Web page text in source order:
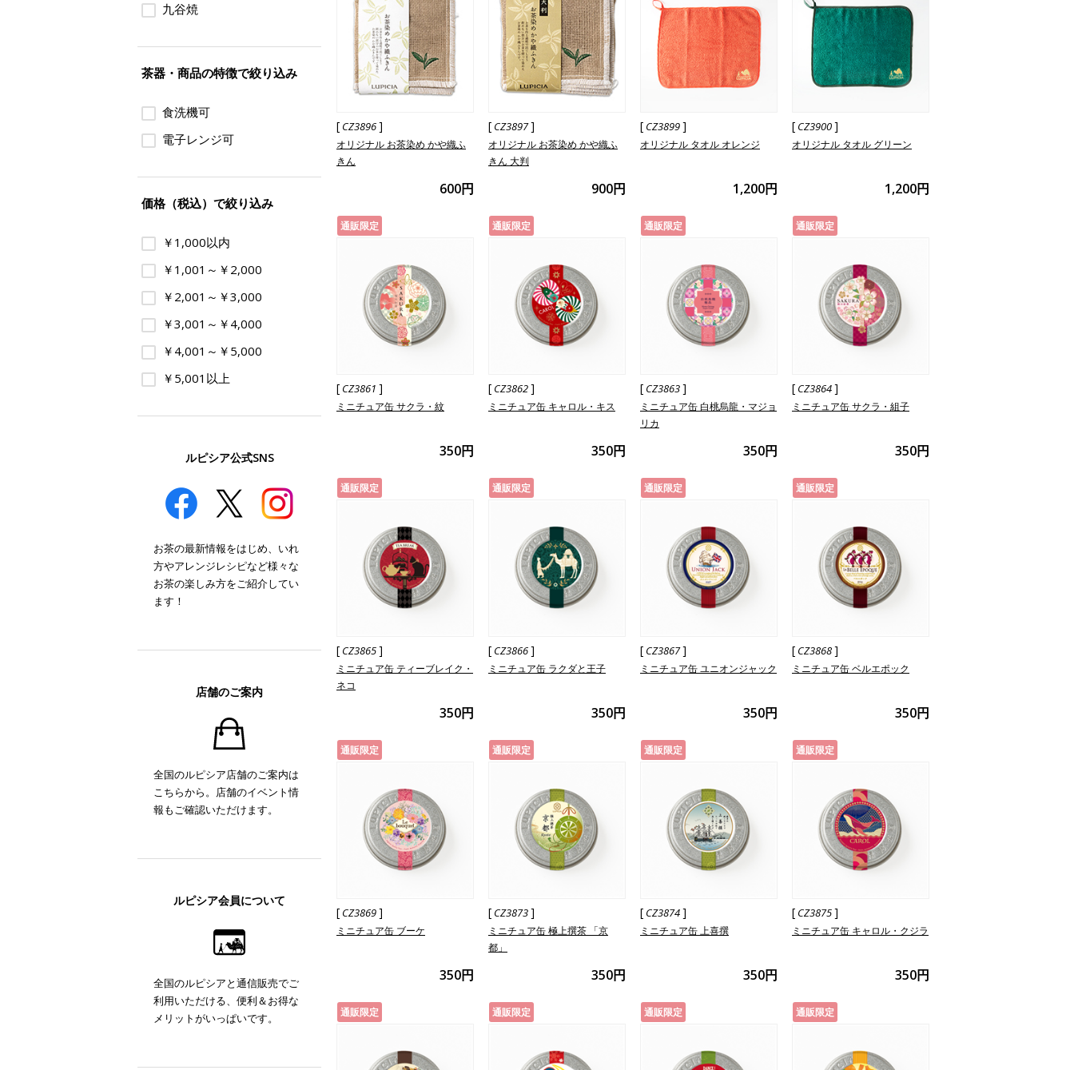
[ CZ3896]
オリジナル お茶染め かや織ふ
きん
600円
[ CZ3897]
オリジナル お茶染め かや織ふ
きん 大判
900円
[ CZ3899]
オリジナル タオル オレンジ
1,200円
[ CZ3900]
オリジナル タオル グリーン
1,200円
通販限定
[ CZ3861 ]
ミニチュア缶 サクラ・紋
350円
通販限定
[ CZ3862]
ミニチュア缶 キャロル・キス
350円
通販限定
[ CZ3863]
ミニチュア缶 白桃烏龍・マジョ
リカ
350円
通販限定
[ CZ3864]
ミニチュア缶 サクラ・組子
350円
通販限定
[ CZ3865]
ミニチュア缶 ティーブレイク・
ネコ
350円
通販限定
[ CZ3866]
ミニチュア缶 ラクダと王子
350円
通販限定
[ CZ3867]
ミニチュア缶 ユニオンジャック
350円
通販限定
[ CZ3868]
ミニチュア缶 ベルエポック
350円
通販限定
[ CZ3869]
ミニチュア缶 ブーケ
350円
通販限定
[ CZ3873]
ミニチュア缶 極上撰茶 「京
都」
350円
通販限定
[ CZ3874]
ミニチュア缶 上喜撰
350円
通販限定
[ CZ3875]
ミニチュア缶 キャロル・クジラ
350円
通販限定 通販限定 通販限定 通販限定
九谷焼
茶器・商品の特徴で絞り込み
食洗機可
電子レンジ可
価格（税込）で絞り込み
￥1,000以内
￥1,001～￥2,000
￥2,001～￥3,000
￥3,001～￥4,000
￥4,001～￥5,000
￥5,001以上
ルピシア公式SNS
お茶の最新情報をはじめ、いれ
方やアレンジレシピなど様々な
お茶の楽しみ方をご紹介してい
ます！
店舗のご案内
全国のルピシア店舗のご案内は
こちらから。店舗のイベント情
報もご確認いただけます。
ルピシア会員について
全国のルピシアと通信販売でご
利用いただける、便利＆お得な
メリットがいっぱいです。